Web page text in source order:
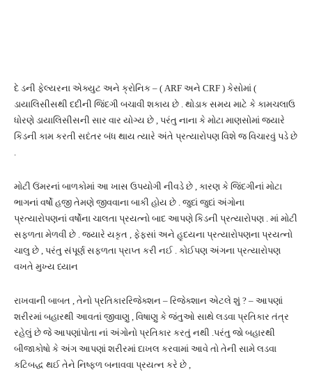
દે ડની ફેલ્યરના એક્યુટ અને ક્રોનિક – ( ARF અને CRF ) કેસોમાં (
ડાયાલિસીસથી દદીની જિંદગી બચાવી શકાય છે . થોડાક સમય માટે કે કામચલાઉ
ધોરણે ડાયાલિસીસની સાર વાર યોગ્ય છે , પરંતુ નાના કે મોટા માણસોમાં જ્યારે
કિડની કામ કરતી સદંતર બંધ થાય ત્યારે અંતે પ્રત્યારોપણ વિશે જ વિચારવું પડે છે
.
મોટી ઉંમરનાં બાળકોમાં આ ખાસ ઉપયોગી નીવડે છે , કારણ કે જિંદગીનાં મોટા
ભાગનાં વર્ષો હજી તેમણે જીવવાના બાકી હોય છે . જુદાં જુદાં અંગોના
પ્રત્યારોપણનાં વર્ષોના ચાલતા પ્રયત્નો બાદ આપણે કિડની પ્રત્યારોપણ . માં મોટી
સફળતા મેળવી છે . જ્યારે યકૃત , ફેફસાં અને હૃદયના પ્રત્યારોપણના પ્રયત્નો
ચાલુ છે , પરંતુ સંપૂર્ણ સફળતા પ્રાપ્ત કરી નઈ . કોઈપણ અંગના પ્રત્યારોપણ
વખતે મુખ્ય ધ્યાન
રાખવાની બાબત , તેનો પ્રતિકારરિજેક્શન – રિજેક્શાન એટલે શું ? – આપણાં
શરીરમાં બહારથી આવતાં જીવાણુ , વિષાણુ કે જંતુઓ સાથે લડવા પ્રતિકાર તંત્ર
રહેલું છે જે આપણાંપોતા નાં અંગોનો પ્રતિકાર કરતું નથી .પરંતુ જો બહારથી
બીજાકોષો કે અંગ આપણાં શરીરમાં દાખલ કરવામાં આવે તો તેની સામે લડવા
કટિબદ્ધ થઈ તેને નિષ્ફળ બનાવવા પ્રયત્ન કરે છે ,